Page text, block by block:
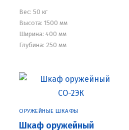
Вес: 50 кг
Высота: 1500 мм
Ширина: 400 мм
Глубина: 250 мм
ОРУЖЕЙНЫЕ ШКАФЫ
Шкаф оружейный